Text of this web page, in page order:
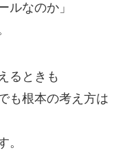
ルなのか」
るときも
も根本の考え方は
。